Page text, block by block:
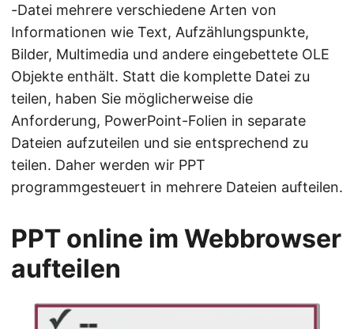
-Datei mehrere verschiedene Arten von
Informationen wie Text, Aufzählungspunkte,
Bilder, Multimedia und andere eingebettete OLE
Objekte enthält. Statt die komplette Datei zu
teilen, haben Sie möglicherweise die
Anforderung, PowerPoint-Folien in separate
Dateien aufzuteilen und sie entsprechend zu
teilen. Daher werden wir PPT
programmgesteuert in mehrere Dateien aufteilen.
PPT online im Webbrowser
aufteilen